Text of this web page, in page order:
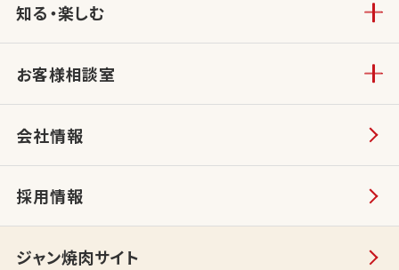
知る・楽しむ
お客様相談室
会社情報
採用情報
ジャン焼肉サイト